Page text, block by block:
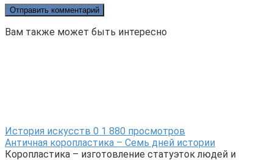
Вам также может быть интересно
История искусств 0 1 880 просмотров
Античная коропластика – Семь дней истории
Коропластика – изготовление статуэток людей и